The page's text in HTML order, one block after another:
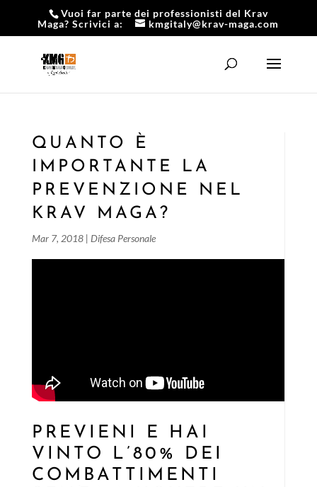
Vuoi far parte dei professionisti del Krav
Maga? Scrivici a:
kmgitaly@krav-maga.com
QUANTO È
IMPORTANTE LA
PREVENZIONE NEL
KRAV MAGA?
Mar 7, 2018| Difesa Personale
PREVIENI E HAI
VINTO L’80% DEI
COMBATTIMENTI